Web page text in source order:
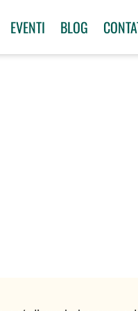
EVENTI BLOG